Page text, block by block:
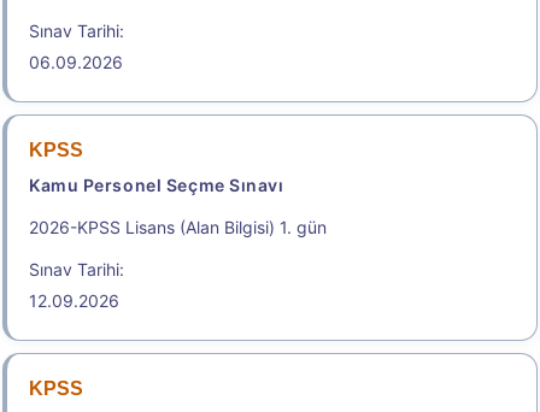
Sınav Tarihi:
06.09.2026
KPSS
Kamu Personel Seçme Sınavı
2026-KPSS Lisans (Alan Bilgisi) 1. gün
Sınav Tarihi:
12.09.2026
KPSS